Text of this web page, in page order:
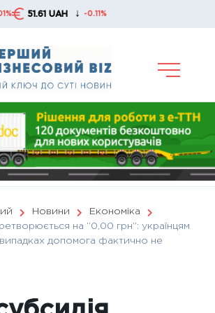
UAH ↓ -0.11%
Новини
Економіка
на “0,00 грн”: українцям
допомога фактично не